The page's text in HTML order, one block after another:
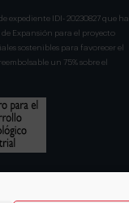
expediente IDI- 20230827 que ha
Expansión para el proyecto
sostenibles para favorecer el
un 75% sobre el